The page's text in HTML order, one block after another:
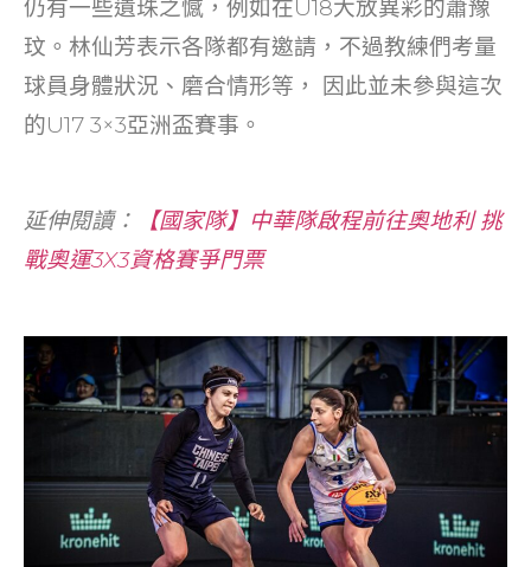
仍有一些遺珠之憾，例如在U18大放異彩的蕭豫
玟。林仙芳表示各隊都有邀請，不過教練們考量
球員身體狀況、磨合情形等， 因此並未參與這次
的U17 3×3亞洲盃賽事。
延伸閱讀：
【國家隊】中華隊啟程前往奧地利 挑
戰奧運3X3資格賽爭門票